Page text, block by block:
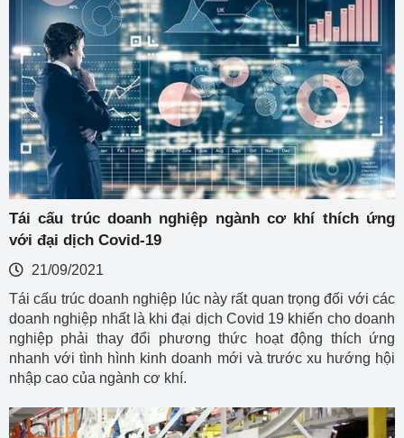
Tái cấu trúc doanh nghiệp ngành cơ khí thích ứng
với đại dịch Covid-19
21/09/2021
Tái cấu trúc doanh nghiệp lúc này rất quan trọng đối với các
doanh nghiệp nhất là khi đại dịch Covid 19 khiến cho doanh
nghiệp phải thay đổi phương thức hoạt động thích ứng
nhanh với tình hình kinh doanh mới và trước xu hướng hội
nhập cao của ngành cơ khí.